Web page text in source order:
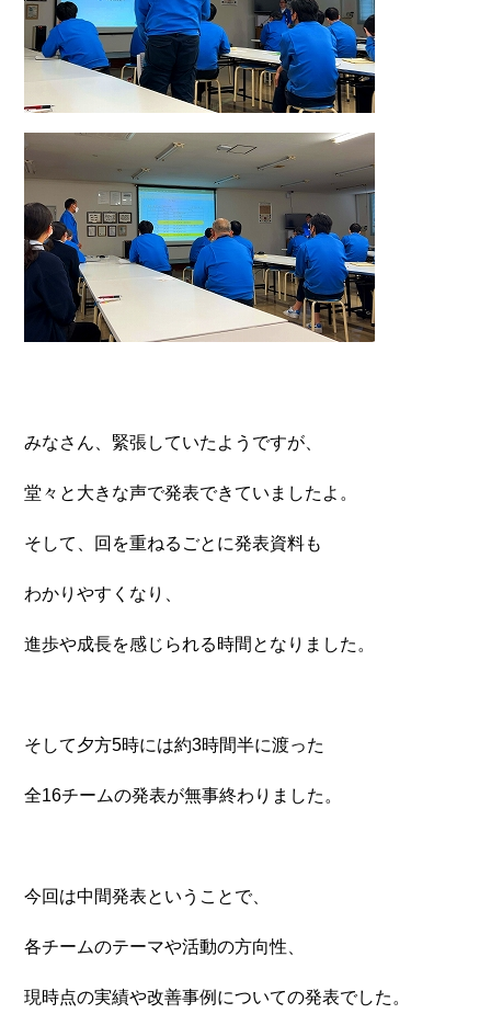
みなさん、緊張していたようですが、
堂々と大きな声で発表できていましたよ。
そして、回を重ねるごとに発表資料も
わかりやすくなり、
進歩や成長を感じられる時間となりました。
そして夕方5時には約3時間半に渡った
全16チームの発表が無事終わりました。
今回は中間発表ということで、
各チームのテーマや活動の方向性、
現時点の実績や改善事例についての発表でした。